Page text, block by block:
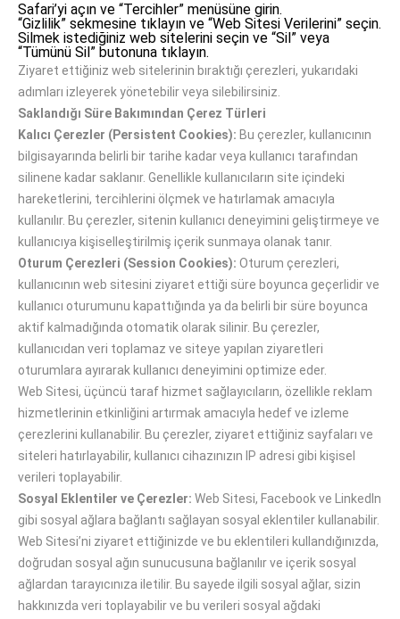
Safari’yi açın ve “Tercihler” menüsüne girin.
“Gizlilik” sekmesine tıklayın ve “Web Sitesi Verilerini” seçin.
Silmek istediğiniz web sitelerini seçin ve “Sil” veya
“Tümünü Sil” butonuna tıklayın.
Ziyaret ettiğiniz web sitelerinin bıraktığı çerezleri, yukarıdaki
adımları izleyerek yönetebilir veya silebilirsiniz.
Saklandığı Süre Bakımından Çerez Türleri
Kalıcı Çerezler (Persistent Cookies): Bu çerezler, kullanıcının
bilgisayarında belirli bir tarihe kadar veya kullanıcı tarafından
silinene kadar saklanır. Genellikle kullanıcıların site içindeki
hareketlerini, tercihlerini ölçmek ve hatırlamak amacıyla
kullanılır. Bu çerezler, sitenin kullanıcı deneyimini geliştirmeye ve
kullanıcıya kişiselleştirilmiş içerik sunmaya olanak tanır.
Oturum Çerezleri (Session Cookies): Oturum çerezleri,
kullanıcının web sitesini ziyaret ettiği süre boyunca geçerlidir ve
kullanıcı oturumunu kapattığında ya da belirli bir süre boyunca
aktif kalmadığında otomatik olarak silinir. Bu çerezler,
kullanıcıdan veri toplamaz ve siteye yapılan ziyaretleri
oturumlara ayırarak kullanıcı deneyimini optimize eder.
Web Sitesi, üçüncü taraf hizmet sağlayıcıların, özellikle reklam
hizmetlerinin etkinliğini artırmak amacıyla hedef ve izleme
çerezlerini kullanabilir. Bu çerezler, ziyaret ettiğiniz sayfaları ve
siteleri hatırlayabilir, kullanıcı cihazınızın IP adresi gibi kişisel
verileri toplayabilir.
Sosyal Eklentiler ve Çerezler: Web Sitesi, Facebook ve LinkedIn
gibi sosyal ağlara bağlantı sağlayan sosyal eklentiler kullanabilir.
Web Sitesi’ni ziyaret ettiğinizde ve bu eklentileri kullandığınızda,
doğrudan sosyal ağın sunucusuna bağlanılır ve içerik sosyal
ağlardan tarayıcınıza iletilir. Bu sayede ilgili sosyal ağlar, sizin
hakkınızda veri toplayabilir ve bu verileri sosyal ağdaki